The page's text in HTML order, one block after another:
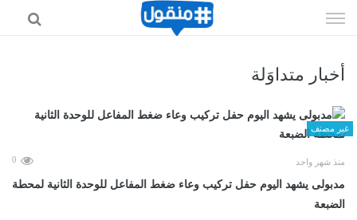
الى
أخبار متداوَلة
غير مصنف
منذ شهر واحد 0
مدبولى يشهد اليوم حفل تركيب وعاء ضغط المفاعل للوحدة الثانية لمحطة
الضبعة